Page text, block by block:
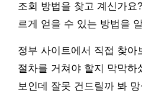
조회 방법을 찾고 계신가요
르게 얻을 수 있는 방법을
정부 사이트에서 직접 찾아
절차를 거쳐야 할지 막막하
보인데 잘못 건드릴까 봐